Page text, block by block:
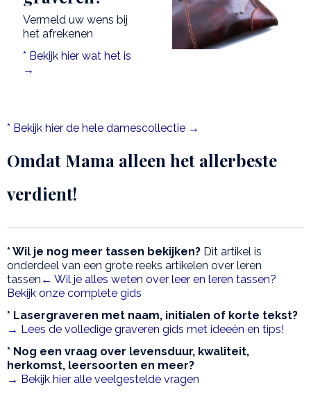
Vermeld uw wens bij
het afrekenen
* Bekijk hier wat het is
→
* Bekijk hier de hele damescollectie →
Omdat Mama alleen het allerbeste
verdient!
* Wil je nog meer tassen bekijken? Dit artikel is
onderdeel van een grote reeks artikelen over leren
tassen ← Wil je alles weten over leer en leren tassen?
Bekijk onze complete gids
* Lasergraveren met naam, initialen of korte tekst?
→ Lees de volledige graveren gids met ideeën en tips!
* Nog een vraag over levensduur, kwaliteit,
herkomst, leersoorten en meer?
→ Bekijk hier alle veelgestelde vragen